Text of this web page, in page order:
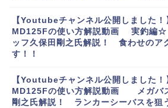
【Youtubeチャンネル公開しました！
MD125Fの使い方解説動画 実釣
ッフ久保田剛之氏解説！ 食わせのア
す！！
【Youtubeチャンネル公開しました！
MD125Fの使い方解説動画 メガバ
剛之氏解説！ ランカーシーバスを